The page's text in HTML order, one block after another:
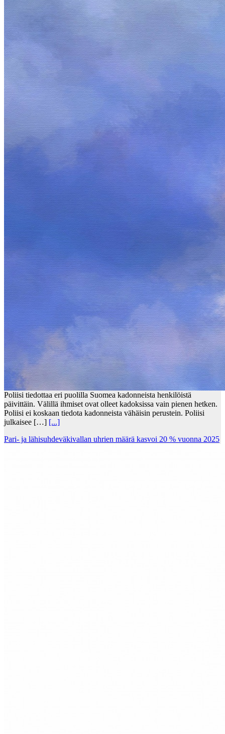
Poliisi tiedottaa eri puolilla Suomea kadonneista henkilöistä
päivittäin. Välillä ihmiset ovat olleet kadoksissa vain pienen hetken.
Poliisi ei koskaan tiedota kadonneista vähäisin perustein. Poliisi
julkaisee […] [...]
Pari- ja lähisuhdeväkivallan uhrien määrä kasvoi 20 % vuonna 2025